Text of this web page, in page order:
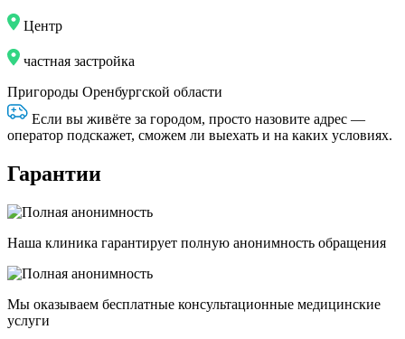
Центр
частная застройка
Пригороды Оренбургской области
Если вы живёте за городом, просто назовите адрес —
оператор подскажет, сможем ли выехать и на каких условиях.
Гарантии
Наша клиника гарантирует полную анонимность обращения
Мы оказываем бесплатные консультационные медицинские
услуги